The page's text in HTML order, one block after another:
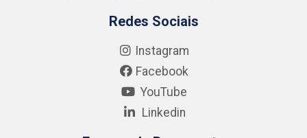
Redes Sociais
Instagram
Facebook
YouTube
Linkedin